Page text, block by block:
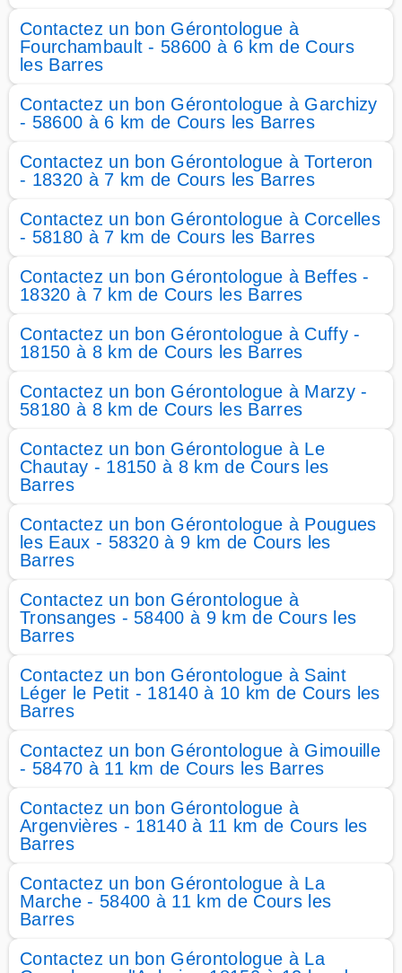
Contactez un bon Gérontologue à
Fourchambault - 58600 à 6 km de Cours
les Barres
Contactez un bon Gérontologue à Garchizy
- 58600 à 6 km de Cours les Barres
Contactez un bon Gérontologue à Torteron
- 18320 à 7 km de Cours les Barres
Contactez un bon Gérontologue à Corcelles
- 58180 à 7 km de Cours les Barres
Contactez un bon Gérontologue à Beffes -
18320 à 7 km de Cours les Barres
Contactez un bon Gérontologue à Cuffy -
18150 à 8 km de Cours les Barres
Contactez un bon Gérontologue à Marzy -
58180 à 8 km de Cours les Barres
Contactez un bon Gérontologue à Le
Chautay - 18150 à 8 km de Cours les
Barres
Contactez un bon Gérontologue à Pougues
les Eaux - 58320 à 9 km de Cours les
Barres
Contactez un bon Gérontologue à
Tronsanges - 58400 à 9 km de Cours les
Barres
Contactez un bon Gérontologue à Saint
Léger le Petit - 18140 à 10 km de Cours les
Barres
Contactez un bon Gérontologue à Gimouille
- 58470 à 11 km de Cours les Barres
Contactez un bon Gérontologue à
Argenvières - 18140 à 11 km de Cours les
Barres
Contactez un bon Gérontologue à La
Marche - 58400 à 11 km de Cours les
Barres
Contactez un bon Gérontologue à La